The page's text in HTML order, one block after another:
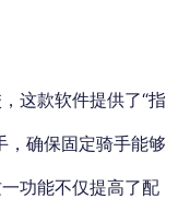
这款软件提供了“指
，确保固定骑手能够
功能不仅提高了配